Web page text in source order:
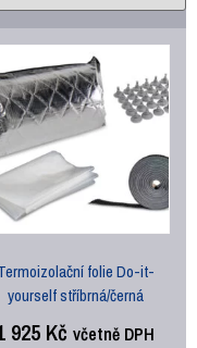
folie Do-it-
yourself stříbrná/černá
925 Kč včetně DPH